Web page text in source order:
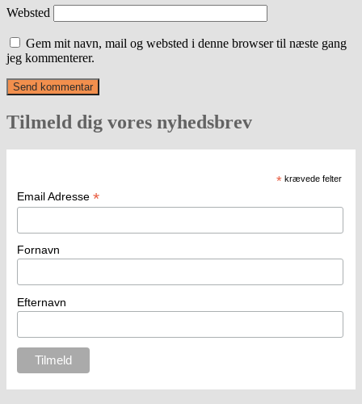
Websted
Gem mit navn, mail og websted i denne browser til næste gang
jeg kommenterer.
Tilmeld dig vores nyhedsbrev
* krævede felter
Email Adresse *
Fornavn
Efternavn